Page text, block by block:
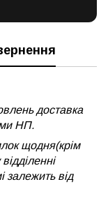
доставка
НП.
щодня(крім
залежить від